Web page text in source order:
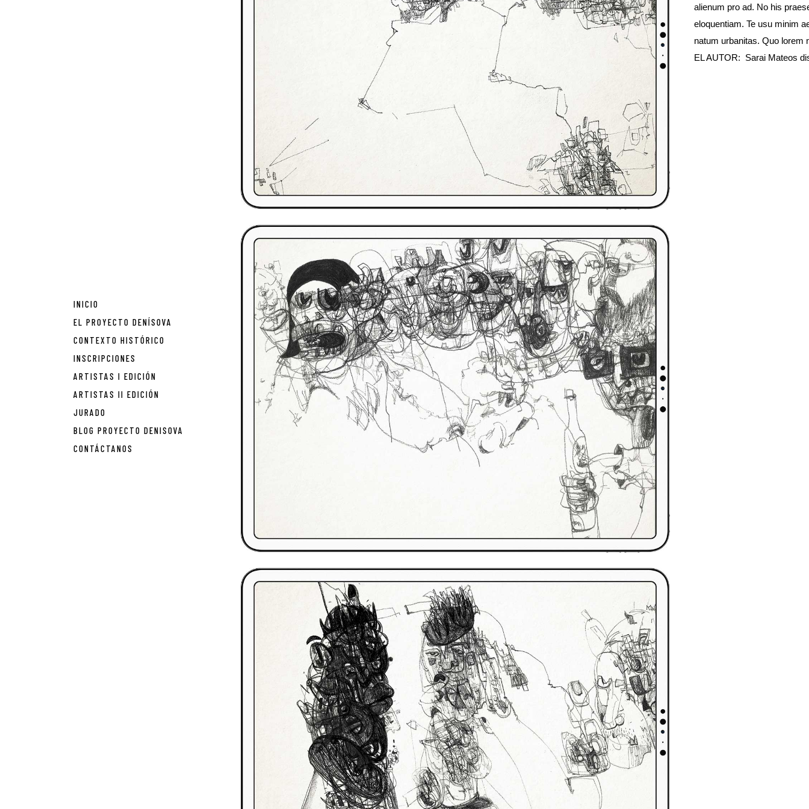
INICIO
EL PROYECTO DENÍSOVA
CONTEXTO HISTÓRICO
INSCRIPCIONES
ARTISTAS I EDICIÓN
ARTISTAS II EDICIÓN
JURADO
BLOG PROYECTO DENISOVA
CONTÁCTANOS
alienum pro ad. No his
eloquentiam. Te usu minim
natum urbanitas. Quo lorem
EL AUTOR: Sarai Mateos